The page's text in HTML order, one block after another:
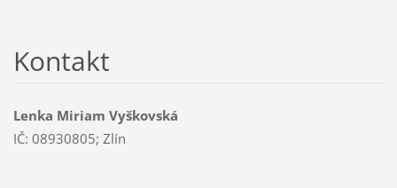
Kontakt
Lenka Miriam Vyškovská
IČ: 08930805; Zlín